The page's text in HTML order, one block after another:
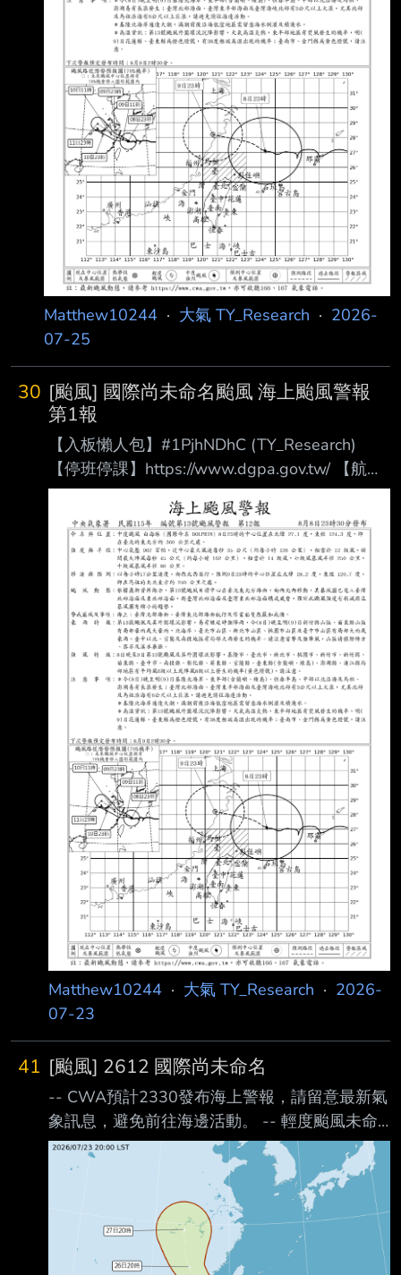
Matthew10244 · 大氣 TY_Research · 2026-
07-25
30 [颱風] 國際尚未命名颱風 海上颱風警報
第1報
【入板懶人包】#1PjhNDhC (TY_Research)
【停班停課】https://www.dgpa.gov.tw/ 【航班
異動】松 山：https://reurl.cc/32W29
桃 園：https://reurl.cc/aWg3l
清泉崗：https://reurl.cc/9Kq2O
小 港：https://reurl.cc/lx2mQ
【追蹤班機】https://reurl.cc/m3R5Y1 【未來天
氣】請移駕telnet://ptt2.cc的weath
Matthew10244 · 大氣 TY_Research · 2026-
07-23
41 [颱風] 2612 國際尚未命名
-- CWA預計2330發布海上警報，請留意最新氣
象訊息，避免前往海邊活動。 -- 輕度颱風未命
名 編號第 12 號 國際命名 NONAME 23日20時
的中心位置在北緯 17.5 度，東經 126.5 度，以
每小時30公里速度，向西北西進 行。中心氣壓
998百帕，近中心最大風速每秒18公尺，瞬間最
大陣風每秒 25 公尺，七級風 平均暴風半徑 60
公里(西北側 60 公里、東北側 70 公里、西南側